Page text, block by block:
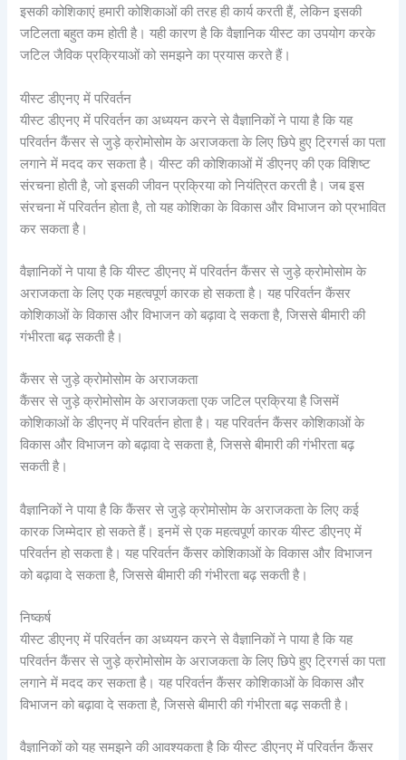
इसकी कोशिकाएं हमारी कोशिकाओं की तरह ही कार्य करती हैं, लेकिन इसकी
जटिलता बहुत कम होती है। यही कारण है कि वैज्ञानिक यीस्ट का उपयोग करके
जटिल जैविक प्रक्रियाओं को समझने का प्रयास करते हैं।
यीस्ट डीएनए में परिवर्तन
यीस्ट डीएनए में परिवर्तन का अध्ययन करने से वैज्ञानिकों ने पाया है कि यह
परिवर्तन कैंसर से जुड़े क्रोमोसोम के अराजकता के लिए छिपे हुए ट्रिगर्स का पता
लगाने में मदद कर सकता है। यीस्ट की कोशिकाओं में डीएनए की एक विशिष्ट
संरचना होती है, जो इसकी जीवन प्रक्रिया को नियंत्रित करती है। जब इस
संरचना में परिवर्तन होता है, तो यह कोशिका के विकास और विभाजन को प्रभावित
कर सकता है।
वैज्ञानिकों ने पाया है कि यीस्ट डीएनए में परिवर्तन कैंसर से जुड़े क्रोमोसोम के
अराजकता के लिए एक महत्वपूर्ण कारक हो सकता है। यह परिवर्तन कैंसर
कोशिकाओं के विकास और विभाजन को बढ़ावा दे सकता है, जिससे बीमारी की
गंभीरता बढ़ सकती है।
कैंसर से जुड़े क्रोमोसोम के अराजकता
कैंसर से जुड़े क्रोमोसोम के अराजकता एक जटिल प्रक्रिया है जिसमें
कोशिकाओं के डीएनए में परिवर्तन होता है। यह परिवर्तन कैंसर कोशिकाओं के
विकास और विभाजन को बढ़ावा दे सकता है, जिससे बीमारी की गंभीरता बढ़
सकती है।
वैज्ञानिकों ने पाया है कि कैंसर से जुड़े क्रोमोसोम के अराजकता के लिए कई
कारक जिम्मेदार हो सकते हैं। इनमें से एक महत्वपूर्ण कारक यीस्ट डीएनए में
परिवर्तन हो सकता है। यह परिवर्तन कैंसर कोशिकाओं के विकास और विभाजन
को बढ़ावा दे सकता है, जिससे बीमारी की गंभीरता बढ़ सकती है।
निष्कर्ष
यीस्ट डीएनए में परिवर्तन का अध्ययन करने से वैज्ञानिकों ने पाया है कि यह
परिवर्तन कैंसर से जुड़े क्रोमोसोम के अराजकता के लिए छिपे हुए ट्रिगर्स का पता
लगाने में मदद कर सकता है। यह परिवर्तन कैंसर कोशिकाओं के विकास और
विभाजन को बढ़ावा दे सकता है, जिससे बीमारी की गंभीरता बढ़ सकती है।
वैज्ञानिकों को यह समझने की आवश्यकता है कि यीस्ट डीएनए में परिवर्तन कैंसर